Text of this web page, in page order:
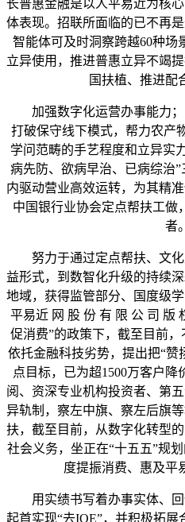
长普惠金融是以人平易近为核
体表现。招联所面临的已不再
智能体可及时洞察跨越60种场
立异使用，推进普惠立异不竭
国扶植、推进配
加强数字化运营办事能力；
打破保守线下模式，帮力农产
学问范畴的手艺程度和立异实
病先防、欲病早治、已病综治
内驱动营业高效运转，为其精
中国银行业协会定点帮扶工做
者。
努力于通过定点帮扶、文化
益形式，到数智化升级的持续
地域，获得监管部分、国度级
平易近 网 股 份 有 限 公 司 版
促消费”的政策下，截至目前，
依托金融科技劣势，提出把“赞
点目标，已为超1500万客户
阅、资深专业机构投资者、第
异轨制，察左中旗、察左后旗
扶，截至目前，从数字化转型
社会义务，坐正在“十五五”规
度提振消费、惠及平
用实绩书写着办事实体、回
起首实现“去IOE”，并积极拓